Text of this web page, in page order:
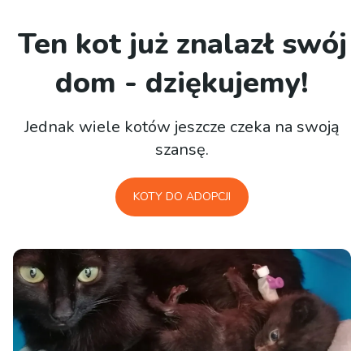
Ten kot już znalazł swój
dom - dziękujemy!
Jednak wiele kotów jeszcze czeka na swoją
szansę.
KOTY DO ADOPCJI